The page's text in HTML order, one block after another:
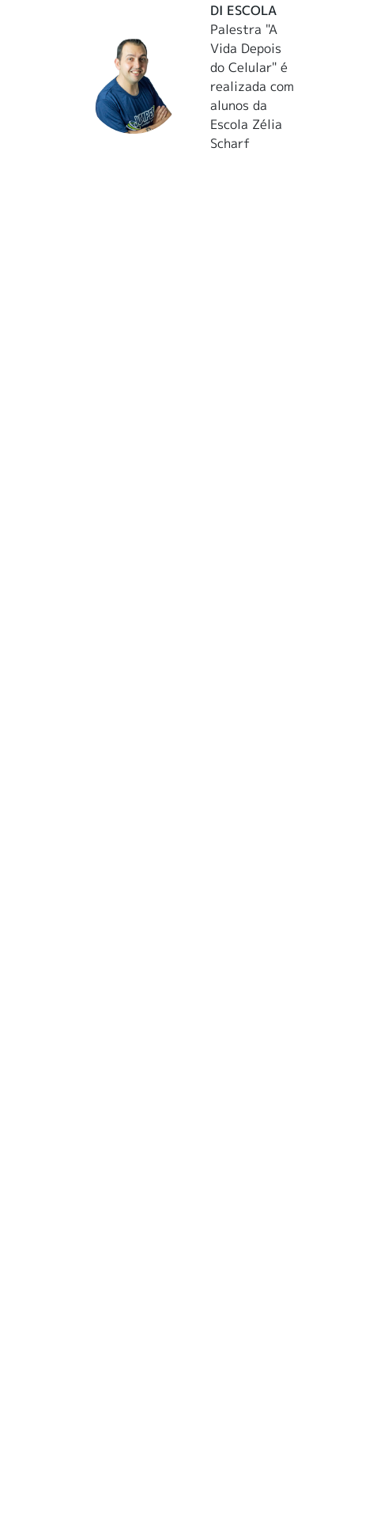
DI ESCOLA
Palestra "A
Vida Depois
do Celular" é
realizada com
alunos da
Escola Zélia
Scharf